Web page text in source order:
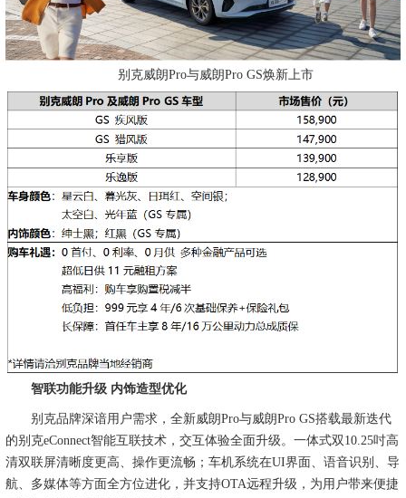
别克威朗Pro与威朗Pro GS焕新上市
智联功能升级 内饰造型优化
别克品牌深谙用户需求，全新威朗Pro与威朗Pro GS搭载最新迭代
的别克eConnect智能互联技术，交互体验全面升级。一体式双10.25吋高
清双联屏清晰度更高、操作更流畅；车机系统在UI界面、语音识别、导
航、多媒体等方面全方位进化，并支持OTA远程升级，为用户带来便捷